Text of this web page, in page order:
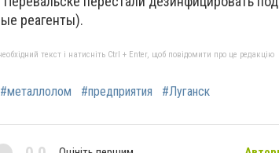
реагенты).
текст і натисніть Ctrl + Enter, щоб повідомити про це редакцію
#металлолом #предприятия #Луганск